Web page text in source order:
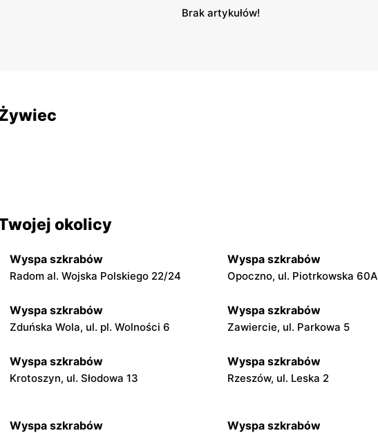
Brak artykułów!
okolicy
Wyspa szkrabów
Radom al. Wojska Polskiego 22/24
Wyspa szkrabów
Opoczno, ul. Piotrkowska 60A
Wyspa szkrabów
Zduńska Wola, ul. pl. Wolności 6
Wyspa szkrabów
Zawiercie, ul. Parkowa 5
Wyspa szkrabów
Krotoszyn, ul. Słodowa 13
Wyspa szkrabów
Rzeszów, ul. Leska 2
Wyspa szkrabów Wyspa szkrabów